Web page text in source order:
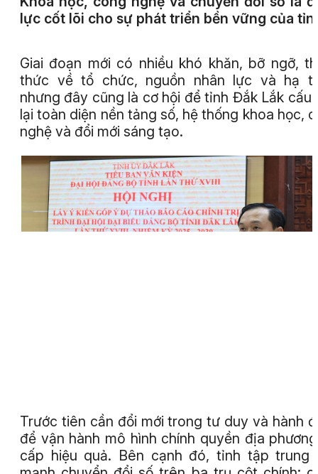
lực cốt lõi cho sự phát triển bền vững của
Giai đoạn mới có nhiều khó khăn, bỡ ngỡ,
thức về tổ chức, nguồn nhân lực và hạ
nhưng đây cũng là cơ hội để tỉnh Đắk Lắk cấu
lại toàn diện nền tảng số, hệ thống khoa học,
nghệ và đổi mới sáng tạo.
Trước tiên cần đổi mới trong tư duy và hành
để vận hành mô hình chính quyền địa
cấp hiệu quả. Bên cạnh đó, tỉnh tập trung